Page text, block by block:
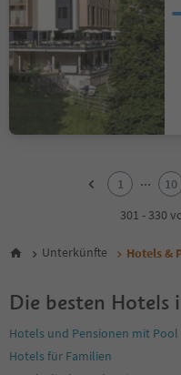
6
9
11
12
1 ... 10
301 - 330
Unterkünfte Hotels &
Die besten Hotels
Hotels und Pensionen mit Pool
Hotels für Familien